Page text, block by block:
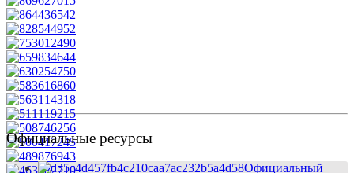
Официальные ресурсы
Официальный